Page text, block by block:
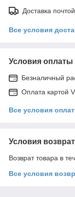
Доставка почтой
Все условия
Условия оплаты
Безналичный
Оплата картой
Все условия
Условия
Возврат товара в
Все условия